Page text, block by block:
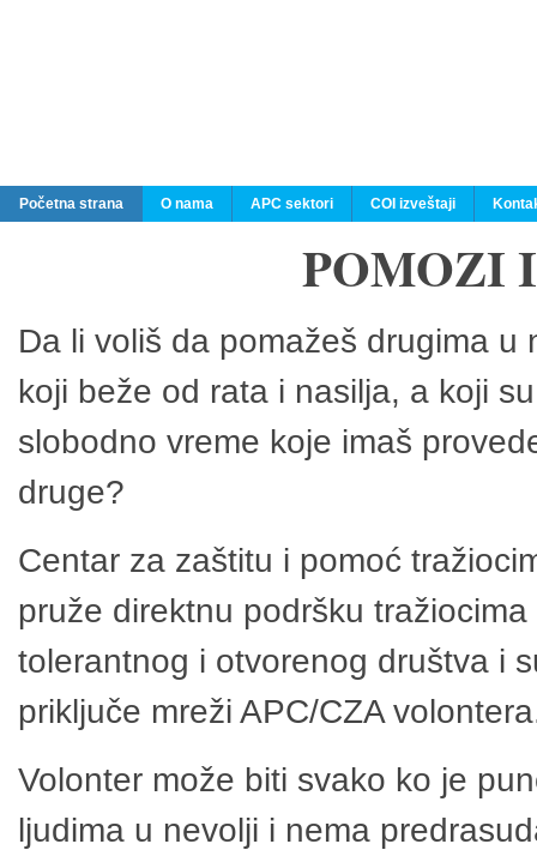
Početna strana O nama APC sektori COI izveštaji
POMOZI
Da li voliš da pomažeš drugima
koji beže od rata i nasilja, a koji
slobodno vreme koje imaš
druge?
Centar za zaštitu i pomoć
pruže direktnu podršku
tolerantnog i otvorenog društva i
priključe mreži APC/CZA
Volonter može biti svako ko je
ljudima u nevolji i nema